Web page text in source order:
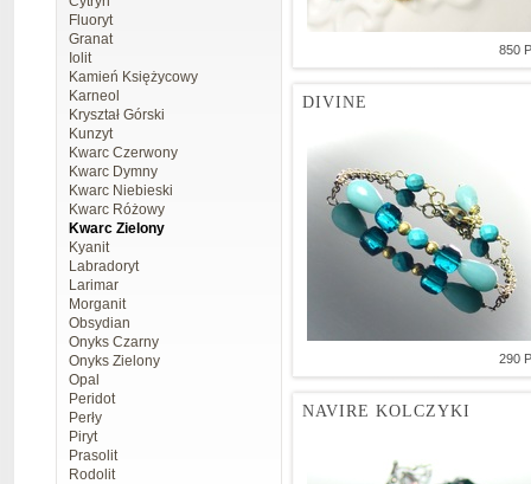
Fluoryt
Granat
Iolit
Kamień Księżycowy
Karneol
Kryształ Górski
Kunzyt
Kwarc Czerwony
Kwarc Dymny
Kwarc Niebieski
Kwarc Różowy
Kwarc Zielony
Kyanit
Labradoryt
Larimar
Morganit
Obsydian
Onyks Czarny
Onyks Zielony
Opal
Peridot
Perły
Piryt
Prasolit
Rodolit
850
DIVINE
290
NAVIRE KOLCZYKI